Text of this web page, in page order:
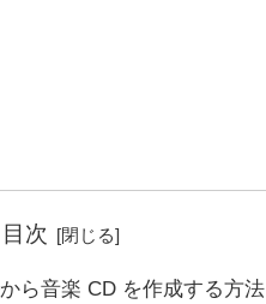
目次
ら音楽 CD を作成する方法